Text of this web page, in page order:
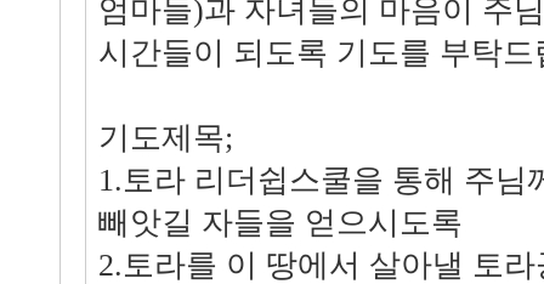
엄마들)과 자녀들의 마음이 주
시간들이 되도록 기도를 부탁드
기도제목;
1.토라 리더쉽스쿨을 통해 주님
빼앗길 자들을 얻으시도록
2.토라를 이 땅에서 살아낼 토